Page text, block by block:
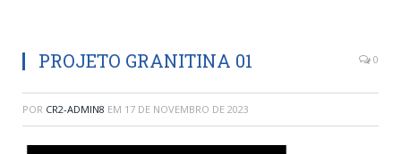
PROJETO GRANITINA 01 0
POR CR2-ADMIN8 EM 17 DE NOVEMBRO DE 2023